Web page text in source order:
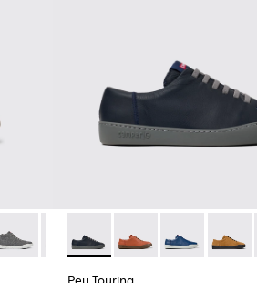
Textile Sneakers for Men.
032 030
- K300270-018 - Black Textile
Touring - K300270-017
Peu Touring - K300270-016
Peu Touring - K300270-
Peu Touring -
Peu
Peu Touring - K100479-051
Peu Touring -Peu Touring -
Peu